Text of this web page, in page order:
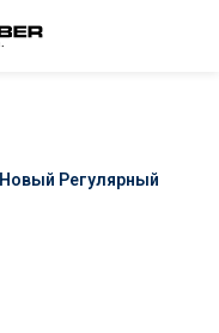
Новый Регулярный